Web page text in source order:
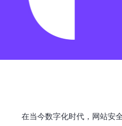
在当今数字化时代，网站安